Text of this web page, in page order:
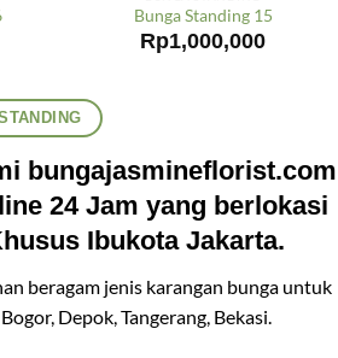
Bunga Standing 15
Rp1,000,000
bungajasmineflorist.com
24 Jam yang berlokasi
Ibukota Jakarta.
beragam jenis karangan bunga untuk
Depok, Tangerang, Bekasi.